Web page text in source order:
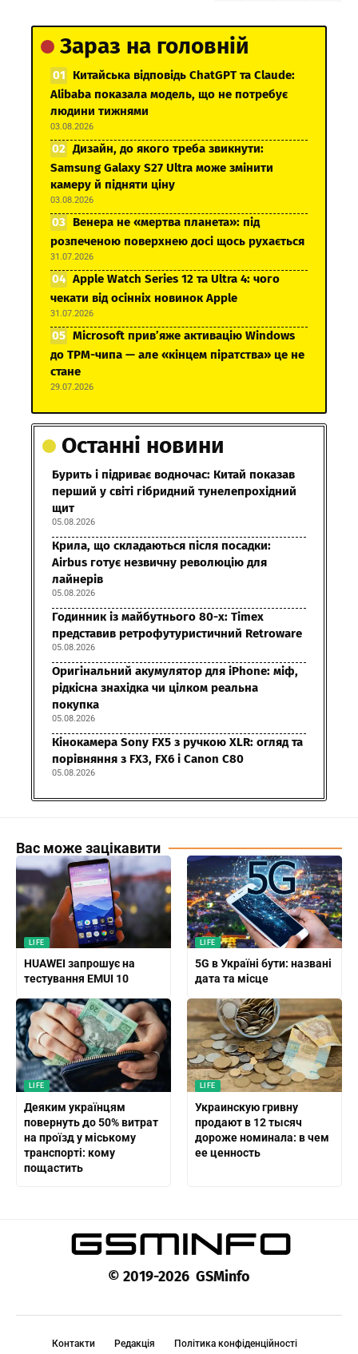
Зараз на головній
Китайська відповідь ChatGPT та Claude:
Alibaba показала модель, що не потребує
людини тижнями
03.08.2026
Дизайн, до якого треба звикнути:
Samsung Galaxy S27 Ultra може змінити
камеру й підняти ціну
03.08.2026
Венера не «мертва планета»: під
розпеченою поверхнею досі щось рухається
31.07.2026
Apple Watch Series 12 та Ultra 4: чого
чекати від осінніх новинок Apple
31.07.2026
Microsoft прив’яже активацію Windows
до TPM-чипа — але «кінцем піратства» це не
стане
29.07.2026
Останні новини
Бурить і підриває водночас: Китай показав
перший у світі гібридний тунелепрохідний
щит
05.08.2026
Крила, що складаються після посадки:
Airbus готує незвичну революцію для
лайнерів
05.08.2026
Годинник із майбутнього 80-х: Timex
представив ретрофутуристичний Retroware
05.08.2026
Оригінальний акумулятор для iPhone: міф,
рідкісна знахідка чи цілком реальна
покупка
05.08.2026
Кінокамера Sony FX5 з ручкою XLR: огляд та
порівняння з FX3, FX6 і Canon C80
05.08.2026
Вас може зацікавити
LIFE
HUAWEI запрошує на
тестування EMUI 10
LIFE
5G в Україні бути: названі
дата та місце
LIFE
Деяким українцям
повернуть до 50% витрат
на проїзд у міському
транспорті: кому
пощастить
LIFE
Украинскую гривну
продают в 12 тысяч
дороже номинала: в чем
ее ценность
© 2019-2026 GSMinfo
Контакти Редакція Політика конфіденційності